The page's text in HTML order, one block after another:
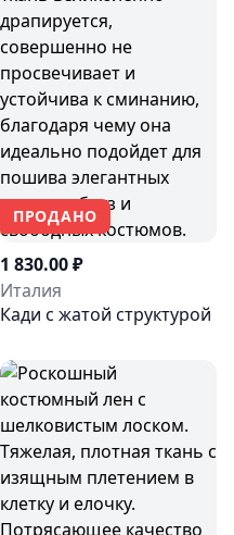
ПРОДАНО
1 830.00 ₽
Италия
Кади с жатой структурой